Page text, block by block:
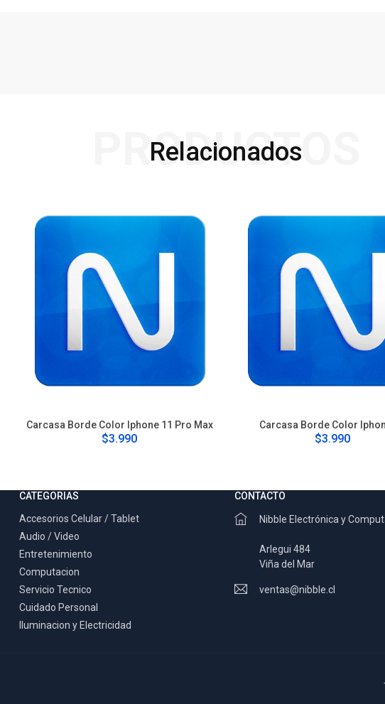
Relacionados
PRODUCTOS
Carcasa Borde Color Iphone 11 Pro Max
$3.990
Carcasa Borde Color
$3.990
CATEGORIAS
Accesorios Celular / Tablet
Audio / Video
Entretenimiento
Computacion
Servicio Tecnico
Cuidado Personal
Iluminacion y Electricidad
CONTACTO
Nibble Electrónica y
Arlegui 484
Viña del Mar
ventas@nibble.cl